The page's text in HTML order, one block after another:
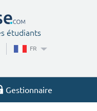
étudiants
FR
Gestionnaire